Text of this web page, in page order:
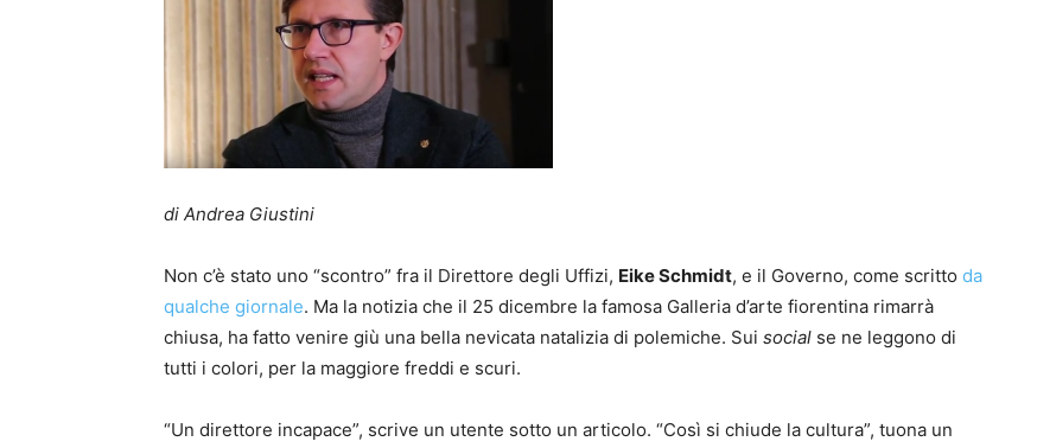
di Andrea Giustini
Non c’è stato uno “scontro” fra il Direttore degli Uffizi, Eike Schmidt, e il Governo, come scritto da
qualche giornale. Ma la notizia che il 25 dicembre la famosa Galleria d’arte fiorentina rimarrà
chiusa, ha fatto venire giù una bella nevicata natalizia di polemiche. Sui social se ne leggono di
tutti i colori, per la maggiore freddi e scuri.
“Un direttore incapace”, scrive un utente sotto un articolo. “Così si chiude la cultura”, tuona un